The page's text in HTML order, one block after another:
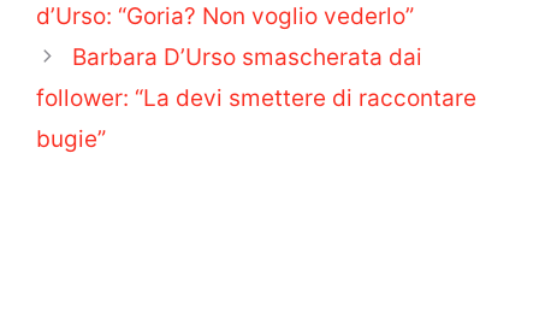
d’Urso: “Goria? Non voglio vederlo”
Barbara D’Urso smascherata dai
follower: “La devi smettere di raccontare
bugie”